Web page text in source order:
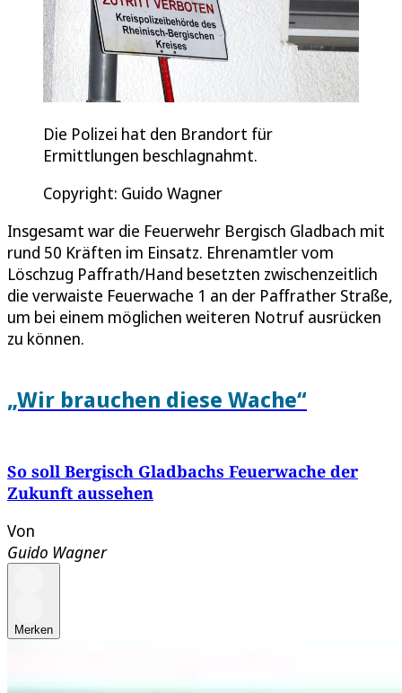
Die Polizei hat den Brandort für
Ermittlungen beschlagnahmt.
Copyright: Guido Wagner
Insgesamt war die Feuerwehr Bergisch Gladbach mit
rund 50 Kräften im Einsatz. Ehrenamtler vom
Löschzug Paffrath/Hand besetzten zwischenzeitlich
die verwaiste Feuerwache 1 an der Paffrather Straße,
um bei einem möglichen weiteren Notruf ausrücken
zu können.
„Wir brauchen diese Wache“
So soll Bergisch Gladbachs Feuerwache der
Zukunft aussehen
Von
Guido Wagner
Merken